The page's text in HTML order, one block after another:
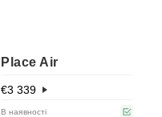
Place Air
€3 339
В наявності